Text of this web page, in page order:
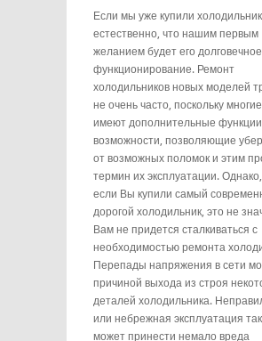
Если мы уже купили
естественно, что нашим первым
желанием будет его долговечное
функционирование. Ремонт
холодильников новых моделей
не очень часто, поскольку
имеют дополнительные
возможности, позволяющие
от возможных поломок и этим
термин их эксплуатации.
если Вы купили самый
дорогой холодильник, это не
Вам не придется сталкиваться с
необходимостью ремонта
Перепады напряжения в сети
причиной выхода из строя
деталей холодильника.
или небрежная эксплуатация
может принести немало вреда